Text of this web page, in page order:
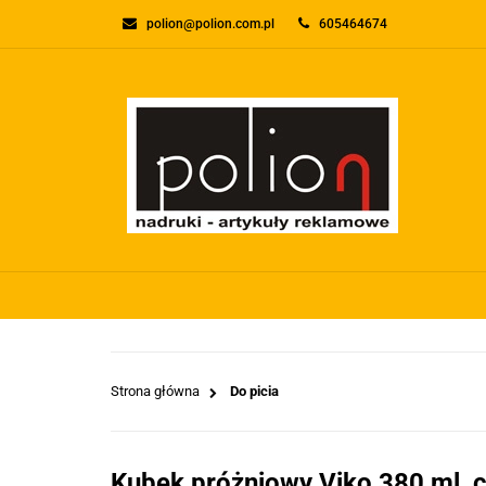
polion@polion.com.pl 605464674
O FIRMIE
Strona główna Do picia